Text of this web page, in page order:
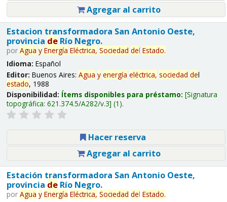
Agregar al carrito
Estacion transformadora San Antonio Oeste,
provincia deRío Negro.
por Agua y Energía Eléctrica, Sociedad del Estado.
Idioma: Español
Editor: Buenos Aires: Agua y energía eléctrica, sociedad del
estado, 1988
Disponibilidad: Ítems disponibles para préstamo: Signatura
topográfica: 621.374.5/A282/v.3 (1).
Hacer reserva
Agregar al carrito
Estación transformadora San Antonio Oeste,
provincia deRío Negro.
por Agua y Energía Eléctrica, Sociedad del Estado.